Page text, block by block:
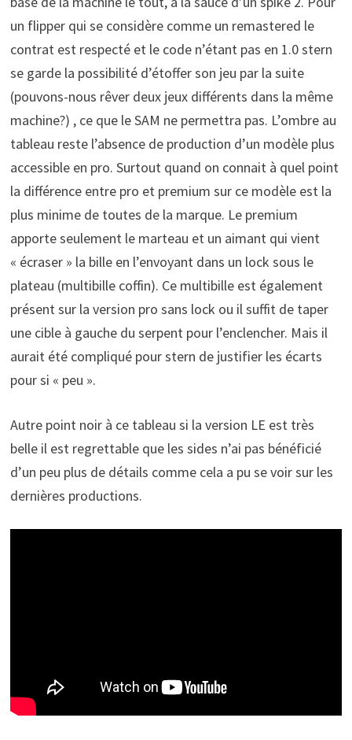
un flipper qui se considère comme un remastered le
contrat est respecté et le code n’étant pas en 1.0 stern
se garde la possibilité d’étoffer son jeu par la suite
(pouvons-nous rêver deux jeux différents dans la même
machine?) , ce que le SAM ne permettra pas. L’ombre au
tableau reste l’absence de production d’un modèle plus
accessible en pro. Surtout quand on connait à quel point
la différence entre pro et premium sur ce modèle est la
plus minime de toutes de la marque. Le premium
apporte seulement le marteau et un aimant qui vient
« écraser » la bille en l’envoyant dans un lock sous le
plateau (multibille coffin). Ce multibille est également
présent sur la version pro sans lock ou il suffit de taper
une cible à gauche du serpent pour l’enclencher. Mais il
aurait été compliqué pour stern de justifier les écarts
pour si « peu ».
Autre point noir à ce tableau si la version LE est très
belle il est regrettable que les sides n’ai pas bénéficié
d’un peu plus de détails comme cela a pu se voir sur les
dernières productions.